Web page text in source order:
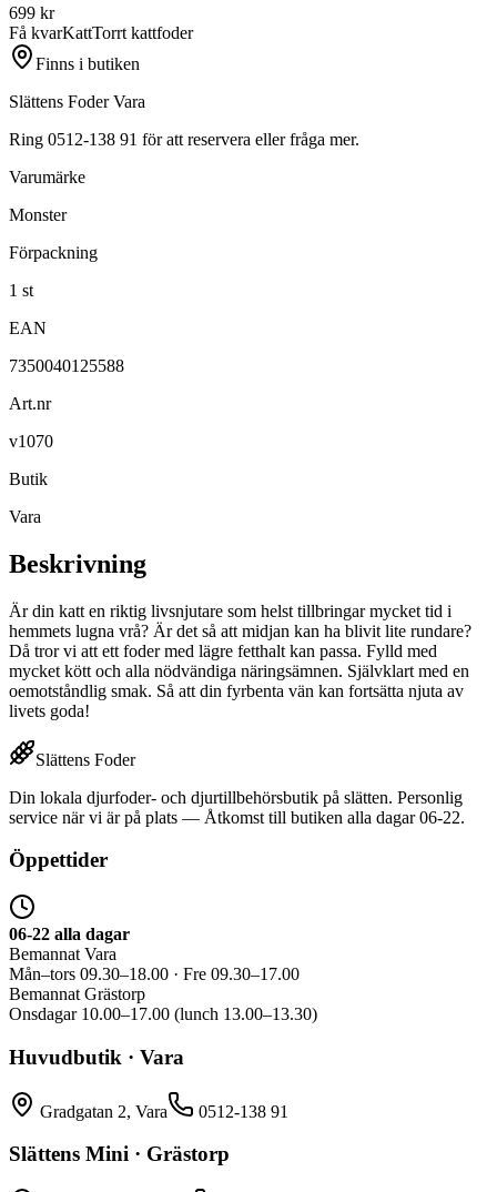
699 kr
Få kvarKattTorrt kattfoder
Finns i butiken
Slättens Foder Vara
Ring 0512-138 91 för att reservera eller fråga mer.
Varumärke
Monster
Förpackning
1 st
EAN
7350040125588
Art.nr
v1070
Butik
Vara
Beskrivning
Är din katt en riktig livsnjutare som helst tillbringar mycket tid i
hemmets lugna vrå? Är det så att midjan kan ha blivit lite rundare?
Då tror vi att ett foder med lägre fetthalt kan passa. Fylld med
mycket kött och alla nödvändiga näringsämnen. Självklart med en
oemotståndlig smak. Så att din fyrbenta vän kan fortsätta njuta av
livets goda!
Slättens Foder
Din lokala djurfoder- och djurtillbehörsbutik på slätten. Personlig
service när vi är på plats — Åtkomst till butiken alla dagar 06-22.
Öppettider
06-22 alla dagar
Bemannat Vara
Mån–tors 09.30–18.00 · Fre 09.30–17.00
Bemannat Grästorp
Onsdagar 10.00–17.00 (lunch 13.00–13.30)
Huvudbutik · Vara
Gradgatan 2, Vara 0512-138 91
Slättens Mini · Grästorp